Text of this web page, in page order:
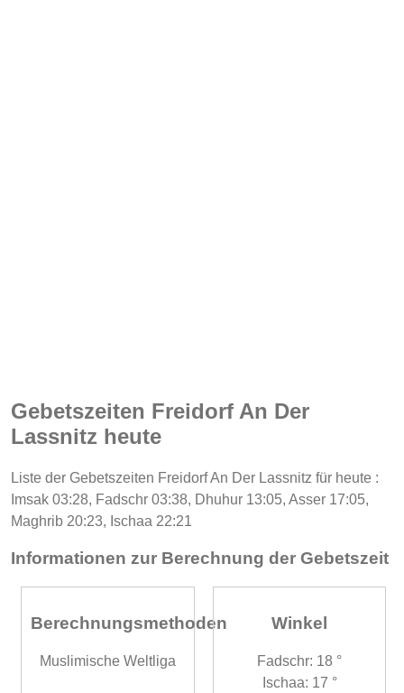
Gebetszeiten Freidorf An Der
Lassnitz heute
Liste der Gebetszeiten Freidorf An Der Lassnitz für heute :
Imsak 03:28, Fadschr 03:38, Dhuhur 13:05, Asser 17:05,
Maghrib 20:23, Ischaa 22:21
Informationen zur Berechnung der Gebetszeit
Berechnungsmethoden
Muslimische Weltliga
Winkel
Fadschr: 18 °
Ischaa: 17 °